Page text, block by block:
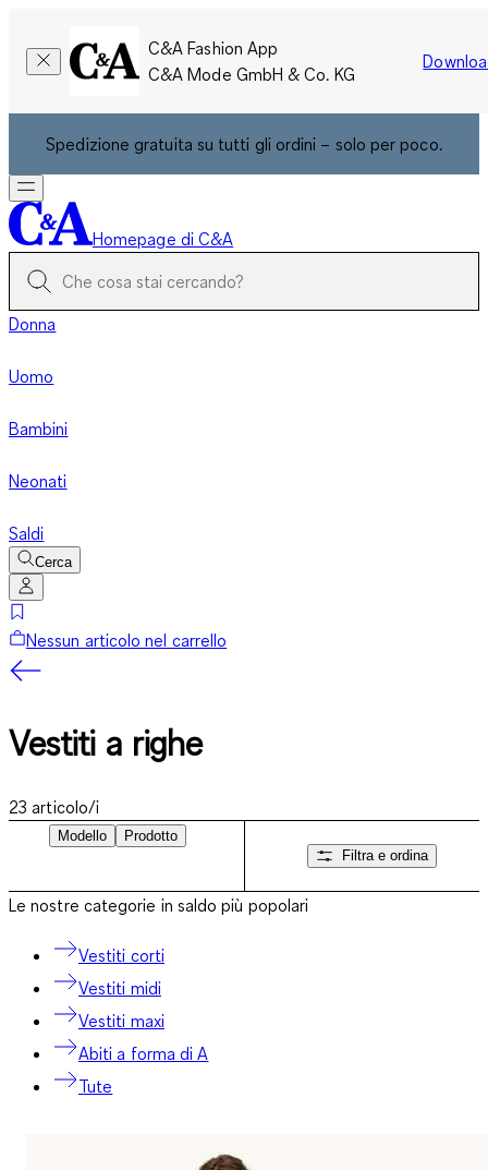
C&A Fashion App
C&A Mode GmbH & Co. KG
Spedizione gratuita su tutti gli ordini – solo per poco.
Homepage di C&A
Donna
Uomo
Bambini
Neonati
Saldi
Cerca
Nessun articolo nel carrello
Vestiti a righe
23 articolo/i
Modello
Prodotto
Filtra e ordina
Le nostre categorie in saldo più popolari
Vestiti corti
Vestiti midi
Vestiti maxi
Abiti a forma di A
Tute